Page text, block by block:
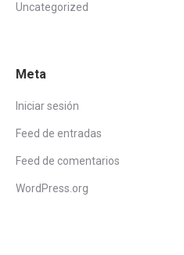
Uncategorized
Meta
Iniciar sesión
Feed de entradas
Feed de comentarios
WordPress.org